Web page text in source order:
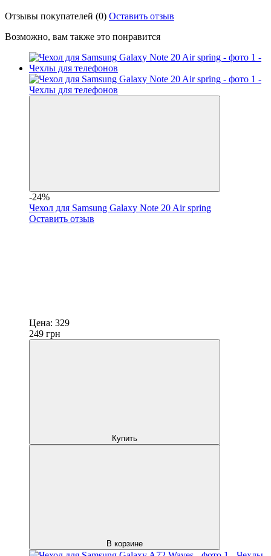
Отзывы покупателей (0) Оставить отзыв
Возможно, вам также это понравится
-24%
Чехол для Samsung Galaxy Note 20 Air spring
Оставить отзыв
Цена: 329
249 грн
Купить
В корзине